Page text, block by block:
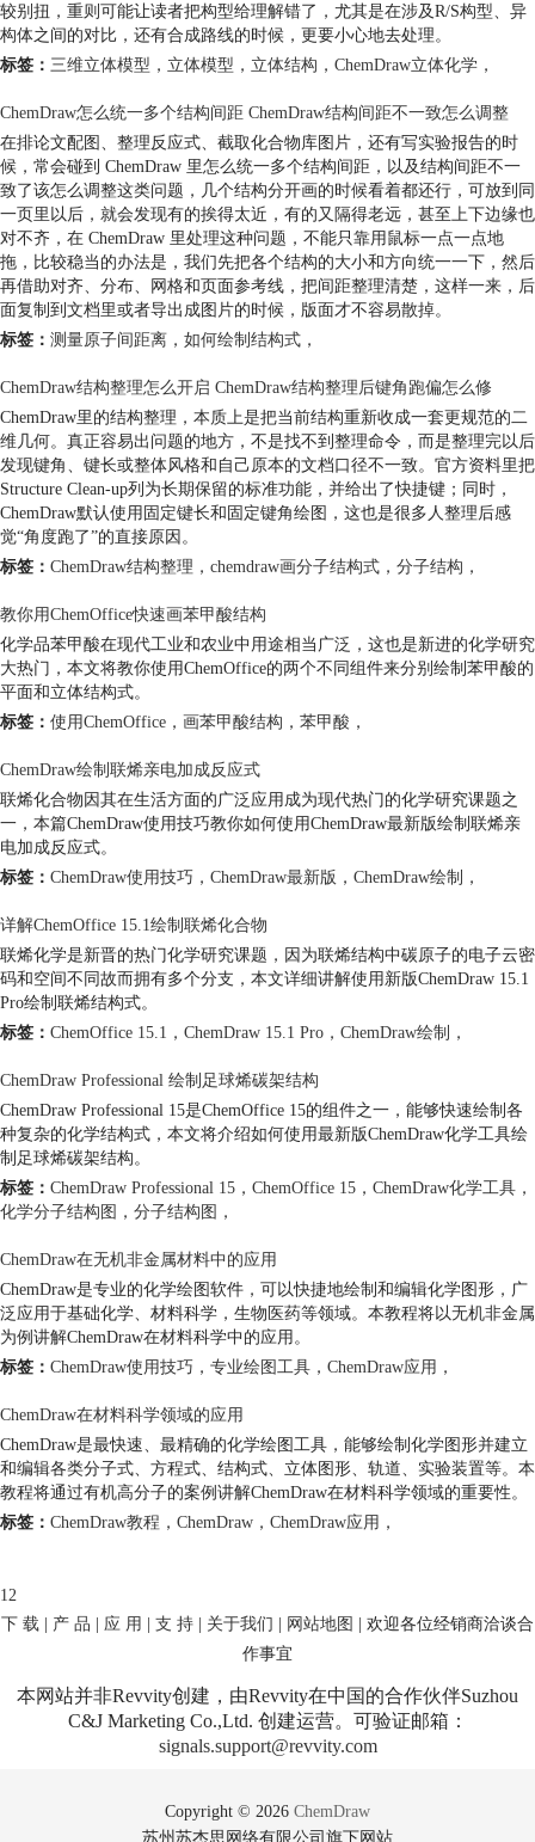
较别扭，重则可能让读者把构型给理解错了，尤其是在涉及R/S构型、异
构体之间的对比，还有合成路线的时候，更要小心地去处理。
标签： 三维立体模型 ， 立体模型 ， 立体结构 ， ChemDraw立体化学 ，
ChemDraw怎么统一多个结构间距 ChemDraw结构间距不一致怎么调整
在排论文配图、整理反应式、截取化合物库图片，还有写实验报告的时
候，常会碰到 ChemDraw 里怎么统一多个结构间距，以及结构间距不一
致了该怎么调整这类问题，几个结构分开画的时候看着都还行，可放到同
一页里以后，就会发现有的挨得太近，有的又隔得老远，甚至上下边缘也
对不齐，在 ChemDraw 里处理这种问题，不能只靠用鼠标一点一点地
拖，比较稳当的办法是，我们先把各个结构的大小和方向统一一下，然后
再借助对齐、分布、网格和页面参考线，把间距整理清楚，这样一来，后
面复制到文档里或者导出成图片的时候，版面才不容易散掉。
标签： 测量原子间距离 ， 如何绘制结构式 ，
ChemDraw结构整理怎么开启 ChemDraw结构整理后键角跑偏怎么修
ChemDraw里的结构整理，本质上是把当前结构重新收成一套更规范的二
维几何。真正容易出问题的地方，不是找不到整理命令，而是整理完以后
发现键角、键长或整体风格和自己原本的文档口径不一致。官方资料里把
Structure Clean-up列为长期保留的标准功能，并给出了快捷键；同时，
ChemDraw默认使用固定键长和固定键角绘图，这也是很多人整理后感
觉“角度跑了”的直接原因。
标签： ChemDraw结构整理 ， chemdraw画分子结构式 ， 分子结构 ，
教你用ChemOffice快速画苯甲酸结构
化学品苯甲酸在现代工业和农业中用途相当广泛，这也是新进的化学研究
大热门，本文将教你使用ChemOffice的两个不同组件来分别绘制苯甲酸的
平面和立体结构式。
标签： 使用ChemOffice ， 画苯甲酸结构 ， 苯甲酸 ，
ChemDraw绘制联烯亲电加成反应式
联烯化合物因其在生活方面的广泛应用成为现代热门的化学研究课题之
一，本篇ChemDraw使用技巧教你如何使用ChemDraw最新版绘制联烯亲
电加成反应式。
标签： ChemDraw使用技巧 ， ChemDraw最新版 ， ChemDraw绘制 ，
详解ChemOffice 15.1绘制联烯化合物
联烯化学是新晋的热门化学研究课题，因为联烯结构中碳原子的电子云密
码和空间不同故而拥有多个分支，本文详细讲解使用新版ChemDraw 15.1
Pro绘制联烯结构式。
标签： ChemOffice 15.1 ， ChemDraw 15.1 Pro ， ChemDraw绘制 ，
ChemDraw Professional 绘制足球烯碳架结构
ChemDraw Professional 15是ChemOffice 15的组件之一，能够快速绘制各
种复杂的化学结构式，本文将介绍如何使用最新版ChemDraw化学工具绘
制足球烯碳架结构。
标签： ChemDraw Professional 15 ， ChemOffice 15 ， ChemDraw化学工具 ，
化学分子结构图 ， 分子结构图 ，
ChemDraw在无机非金属材料中的应用
ChemDraw是专业的化学绘图软件，可以快捷地绘制和编辑化学图形，广
泛应用于基础化学、材料科学，生物医药等领域。本教程将以无机非金属
为例讲解ChemDraw在材料科学中的应用。
标签： ChemDraw使用技巧 ， 专业绘图工具 ， ChemDraw应用 ，
ChemDraw在材料科学领域的应用
ChemDraw是最快速、最精确的化学绘图工具，能够绘制化学图形并建立
和编辑各类分子式、方程式、结构式、立体图形、轨道、实验装置等。本
教程将通过有机高分子的案例讲解ChemDraw在材料科学领域的重要性。
标签： ChemDraw教程 ， ChemDraw ， ChemDraw应用 ，
1 2
下 载 | 产 品 | 应 用 | 支 持 | 关于我们 | 网站地图 | 欢迎各位经销商洽谈合
作事宜
本网站并非Revvity创建，由Revvity在中国的合作伙伴Suzhou
C&J Marketing Co.,Ltd. 创建运营。可验证邮箱：
signals.support@revvity.com
Copyright © 2026 ChemDraw
苏州苏杰思网络有限公司旗下网站